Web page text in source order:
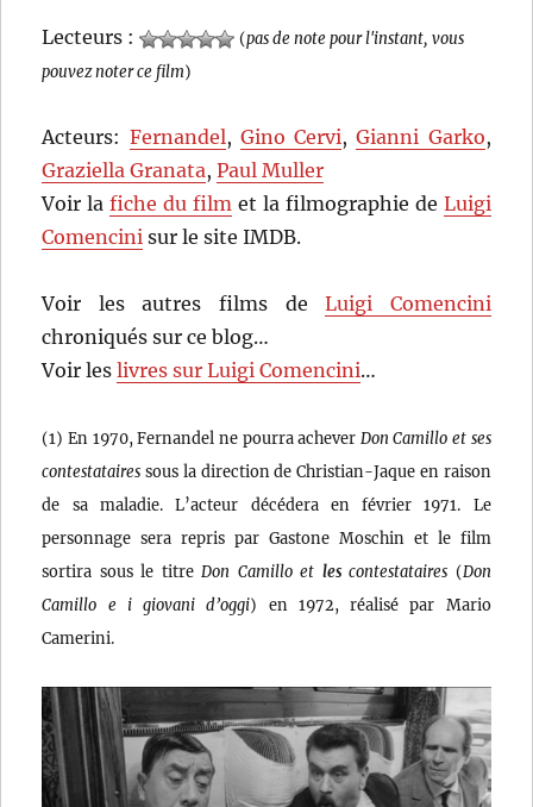
Lecteurs : (pas de note pour l'instant, vous
pouvez noter ce film)
Acteurs: Fernandel, Gino Cervi,Gianni Garko,
Graziella Granata,Paul Muller
Voir lafiche du film et la filmographie de Luigi
Comencini sur le site IMDB.
Voir les autres films deLuigi Comencini
chroniqués sur ce blog…
Voir leslivres sur Luigi Comencini…
(1) En 1970, Fernandel ne pourra achever Don Camillo et ses
contestataires sous la direction de Christian-Jaque en raison
de sa maladie. L’acteur décédera en février 1971. Le
personnage sera repris par Gastone Moschin et le film
sortira sous le titre Don Camillo et lescontestataires (Don
Camillo e i giovani d’oggi) en 1972, réalisé par Mario
Camerini.